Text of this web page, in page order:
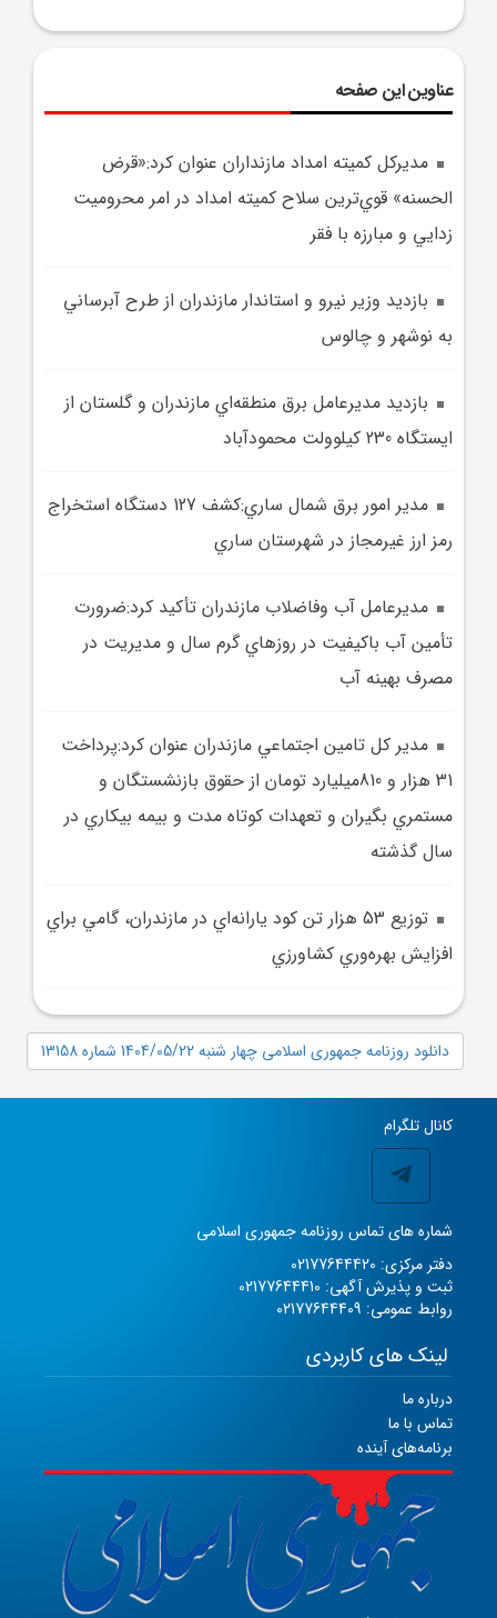
عناوین این صفحه
مديرکل کميته امداد مازنداران عنوان کرد:«قرض
الحسنه» قوي‌ترين سلاح کميته امداد در امر محروميت
زدايي و مبارزه با فقر
بازديد وزير نيرو و استاندار مازندران از طرح آبرساني
به نوشهر و چالوس
بازديد مديرعامل برق منطقه‌اي مازندران و گلستان از
ايستگاه 230 کيلوولت محمودآباد
مدير امور برق شمال ساري:کشف 127 دستگاه استخراج
رمز ارز غيرمجاز در شهرستان ساري
مديرعامل آب وفاضلاب مازندران تأکيد کرد:ضرورت
تأمين آب باکيفيت در روزهاي گرم سال و مديريت در
مصرف بهينه آب
مدير کل تامين اجتماعي مازندران عنوان کرد:پرداخت
31 هزار و 810ميليارد تومان از حقوق بازنشستگان و
مستمري بگيران و تعهدات کوتاه مدت و بيمه بيکاري در
سال گذشته
توزيع 53 هزار تن کود يارانه‌اي در مازندران، گامي براي
افزايش بهره‌وري کشاورزي
دانلود روزنامه جمهوری اسلامی چهار شنبه 1404/05/22 شماره 13158
کانال تلگرام
شماره های تماس روزنامه جمهوری اسلامی
دفتر مرکزی: 02177644420
ثبت و پذیرش آگهی: 02177644410
روابط عمومی: 02177644409
لینک های کاربردی
درباره ما
تماس با ما
برنامه‌های آینده